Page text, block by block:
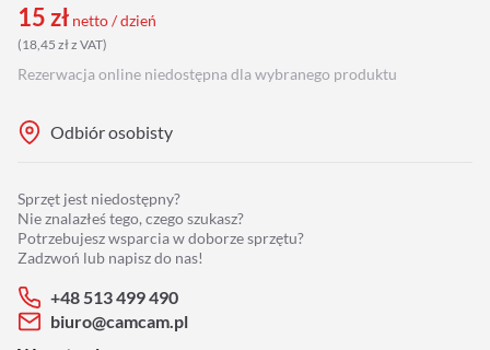
15zł netto / dzień
(18,45 złz VAT)
Rezerwacja online niedostępna dla wybranego produktu
Odbiór osobisty
Sprzęt jest niedostępny?
Nie znalazłeś tego, czego szukasz?
Potrzebujesz wsparcia w doborze sprzętu?
Zadzwoń lub napisz do nas!
+48 513 499 490
biuro@camcam.pl
Oświetlenie
Podgląd
Laptopy
Adaptery
Drony
Platformy 360